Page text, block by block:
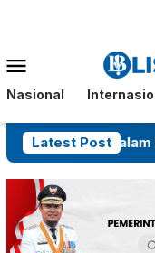
Mobile
Nasional
Latest Post
Masih dalam